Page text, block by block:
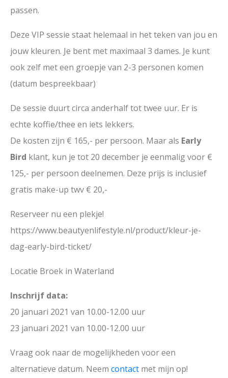
passen.
Deze VIP sessie staat helemaal in het teken van jou en
jouw kleuren. Je bent met maximaal 3 dames. Je kunt
ook zelf met een groepje van 2-3 personen komen
(datum bespreekbaar)
De sessie duurt circa anderhalf tot twee uur. Er is
echte koffie/thee en iets lekkers.
De kosten zijn € 165,- per persoon. Maar als Early
Bird klant, kun je tot 20 december je eenmalig voor €
125,- per persoon deelnemen. Deze prijs is inclusief
gratis make-up twv € 20,-
Reserveer nu een plekje!
https://www.beautyenlifestyle.nl/product/kleur-je-
dag-early-bird-ticket/
Locatie Broek in Waterland
Inschrijf data:
20 januari 2021 van 10.00-12.00 uur
23 januari 2021 van 10.00-12.00 uur
Vraag ook naar de mogelijkheden voor een
alternatieve datum. Neem contact met mijn op!